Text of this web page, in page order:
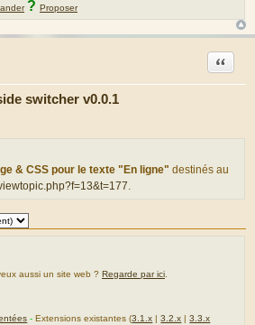
? Proposer
switcher v0.0.1
Citation
& CSS pour le texte "En ligne" destinés au
aussi un site web ? Regarde par ici
-Extensions existantes (3.1.x |3.2.x |3.3.x